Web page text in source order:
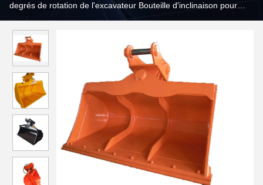
degrés de rotation de l'excavateur Bouteille d'inclinaison pour
PC330 PC320